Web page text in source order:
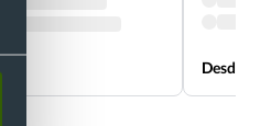
Desde